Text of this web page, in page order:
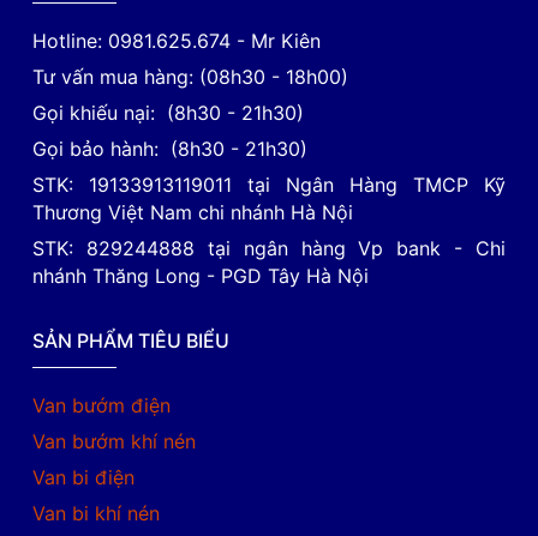
Hotline: 0981.625.674 - Mr Kiên
Tư vấn mua hàng: (08h30 - 18h00)
Gọi khiếu nại: (8h30 - 21h30)
Gọi bảo hành: (8h30 - 21h30)
STK: 19133913119011 tại Ngân Hàng TMCP Kỹ
Thương Việt Nam chi nhánh Hà Nội
STK: 829244888 tại ngân hàng Vp bank - Chi
nhánh Thăng Long - PGD Tây Hà Nội
SẢN PHẨM TIÊU BIỂU
Van bướm điện
Van bướm khí nén
Van bi điện
Van bi khí nén